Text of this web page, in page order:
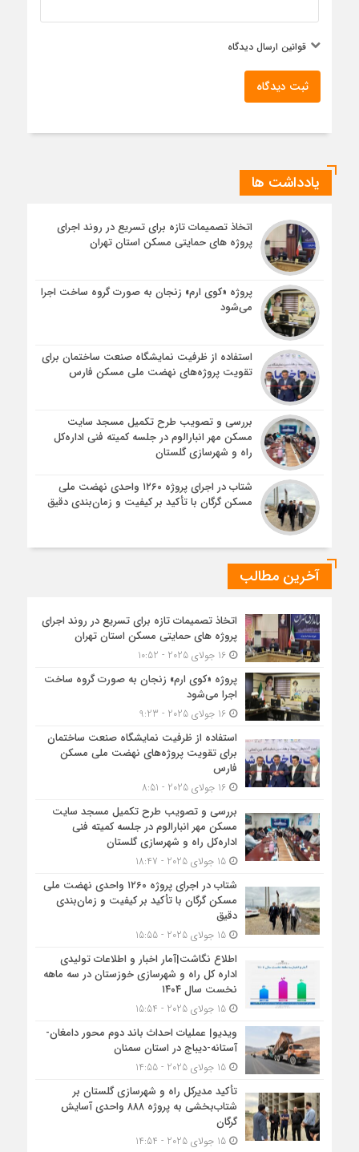
قوانین ارسال دیدگاه
ثبت دیدگاه
یادداشت ها
اتخاذ تصمیمات تازه برای تسریع در روند اجرای
پروژه های حمایتی مسکن استان تهران
پروژه «کوی ارم» زنجان به صورت گروه ساخت اجرا
می‌شود
استفاده از ظرفیت نمایشگاه صنعت ساختمان برای
تقویت پروژه‌های نهضت ملی مسکن فارس
بررسی و تصویب طرح تکمیل مسجد سایت
مسکن مهر انبارالوم در جلسه کمیته فنی اداره‌کل
راه و شهرسازی گلستان
شتاب در اجرای پروژه ۱۲۶۰ واحدی نهضت ملی
مسکن گرگان با تأکید بر کیفیت و زمان‌بندی دقیق
آخرین مطالب
اتخاذ تصمیمات تازه برای تسریع در روند اجرای
پروژه های حمایتی مسکن استان تهران
16 جولای 2025 - 10:52
پروژه «کوی ارم» زنجان به صورت گروه ساخت
اجرا می‌شود
16 جولای 2025 - 9:23
استفاده از ظرفیت نمایشگاه صنعت ساختمان
برای تقویت پروژه‌های نهضت ملی مسکن
فارس
16 جولای 2025 - 8:51
بررسی و تصویب طرح تکمیل مسجد سایت
مسکن مهر انبارالوم در جلسه کمیته فنی
اداره‌کل راه و شهرسازی گلستان
15 جولای 2025 - 18:47
شتاب در اجرای پروژه ۱۲۶۰ واحدی نهضت ملی
مسکن گرگان با تأکید بر کیفیت و زمان‌بندی
دقیق
15 جولای 2025 - 15:55
اطلاع نگاشت|آمار اخبار و اطلاعات تولیدی
اداره کل راه و شهرسازی خوزستان در سه ماهه
نخست سال ۱۴۰۴
15 جولای 2025 - 15:54
ویدیو| عملیات احداث باند دوم محور دامغان-
آستانه-دیباج در استان سمنان
15 جولای 2025 - 14:55
تأکید مدیرکل راه و شهرسازی گلستان بر
شتاب‌بخشی به پروژه ۸۸۸ واحدی آسایش
گرگان
15 جولای 2025 - 14:54